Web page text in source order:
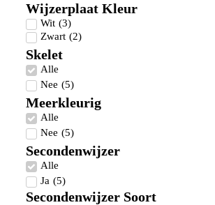
Wijzerplaat Kleur
Wit (3)
Zwart (2)
Skelet
Alle
Nee (5)
Meerkleurig
Alle
Nee (5)
Secondenwijzer
Alle
Ja (5)
Secondenwijzer Soort